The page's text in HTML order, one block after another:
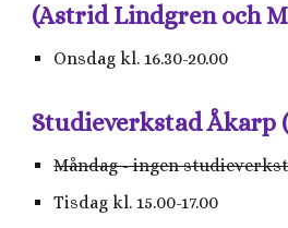
(Astrid Lindgren och
Onsdag kl. 16.30-20.00
Studieverkstad Åkarp
Måndag - ingen
Tisdag kl.15.00-17.00